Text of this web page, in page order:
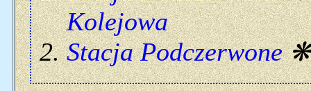
Kolejowa
Stacja Podczerwone